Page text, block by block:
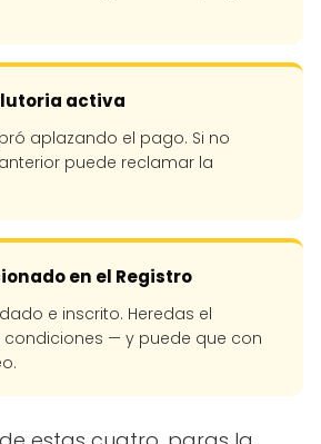
activa
aplazando el pago. Si no
puede reclamar la
en el Registro
e inscrito. Heredas el
— y puede que con